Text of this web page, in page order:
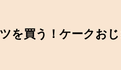
を買う！ケークお